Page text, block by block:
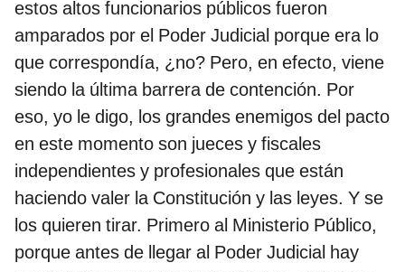
estos altos funcionarios públicos fueron
amparados por el Poder Judicial porque era lo
que correspondía, ¿no? Pero, en efecto, viene
siendo la última barrera de contención. Por
eso, yo le digo, los grandes enemigos del pacto
en este momento son jueces y fiscales
independientes y profesionales que están
haciendo valer la Constitución y las leyes. Y se
los quieren tirar. Primero al Ministerio Público,
porque antes de llegar al Poder Judicial hay